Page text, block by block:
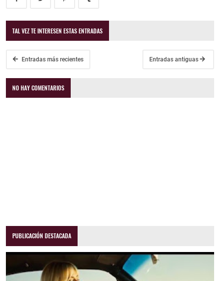
TAL VEZ TE INTERESEN ESTAS ENTRADAS
Entradas más recientes Entradas antiguas
NO HAY COMENTARIOS
PUBLICACIÓN DESTACADA